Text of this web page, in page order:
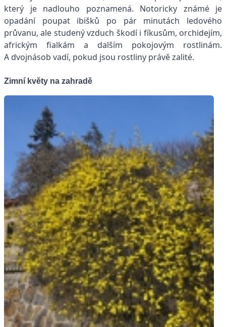
který je nadlouho poznamená. Notoricky známé je
opadání poupat ibišků po pár minutách ledového
průvanu, ale studený vzduch škodí i fíkusům, orchidejím,
africkým fialkám a dalším pokojovým rostlinám.
A dvojnásob vadí, pokud jsou rostliny právě zalité.
Zimní květy na zahradě